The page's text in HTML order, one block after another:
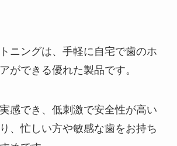
ニングは、手軽に自宅で歯のホ
ができる優れた製品です。
感でき、低刺激で安全性が高い
、忙しい方や敏感な歯をお持ち